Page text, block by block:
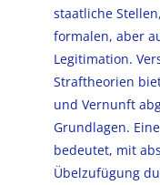
staatliche
formalen, aber
Legitimation.
Straftheorien
und Vernunft
Grundlagen.
bedeutet, mit
Übelzufügung